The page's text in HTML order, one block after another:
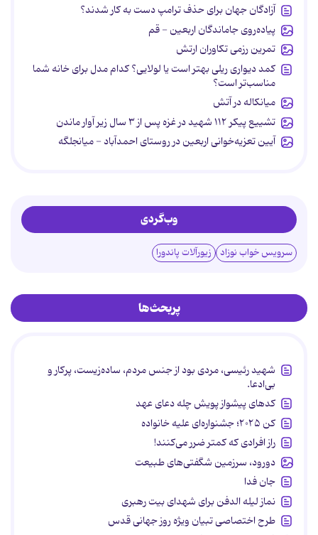
آزادگان جهان برای حذف ترامپ دست به کار شدند؟
پیاده‌روی جاماندگان اربعین - قم
تمرین رزمی تکاوران ارتش
کمد دیواری ریلی بهتر است یا لولایی؟ کدام مدل برای خانه شما
مناسب‌تر است؟
میانکاله در آتش
تشییع پیکر ۱۱۲ شهید در غزه پس از ۳ سال زیر آوار ماندن
آیین تعزیه‌خوانی اربعین در روستای احمدآباد - میانجلگه
وب‌گردی
سرویس خواب نوزاد زیورآلات پاندورا
پربحث‌ها
شهید رئیسی، مردی بود از جنس مردم، ساده‌زیست، پرکار و
بی‌ادعا.
کدهای پیشواز پویش چله دعای عهد
کن ۲۰۲۵؛ جشنواره‌ای علیه خانواده
راز افرادی که کمتر ضرر می‌کنند!
دورود، سرزمین شگفتی‌های طبیعت
جان فدا
نماز لیله الدفن برای شهدای بیت رهبری
طرح اختصاصی تبیان ویژه روز جهانی قدس